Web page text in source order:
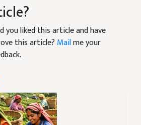
you liked this article and have
this article? Mailme your